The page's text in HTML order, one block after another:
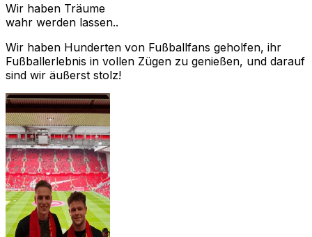
Wir haben Träume
wahr werden lassen..
Wir haben Hunderten von Fußballfans geholfen, ihr
Fußballerlebnis in vollen Zügen zu genießen, und darauf
sind wir äußerst stolz!